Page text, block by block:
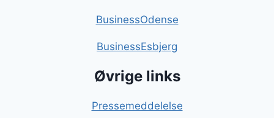
BusinessOdense
BusinessEsbjerg
Øvrige links
Pressemeddelelse